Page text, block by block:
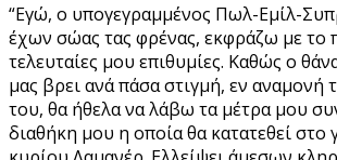
“Εγώ, ο υπογεγραμμένος Πωλ-Εμίλ-
έχων σώας τας φρένας, εκφράζω με το
τελευταίες μου επιθυμίες. Καθώς ο
μας βρει ανά πάσα στιγμή, εν αναμονή
του, θα ήθελα να λάβω τα μέτρα μου
διαθήκη μου η οποία θα κατατεθεί στο